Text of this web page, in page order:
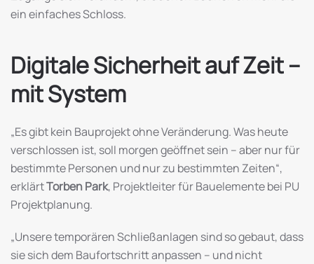
ein einfaches Schloss.
Digitale Sicherheit auf Zeit –
mit System
„Es gibt kein Bauprojekt ohne Veränderung. Was heute
verschlossen ist, soll morgen geöffnet sein – aber nur für
bestimmte Personen und nur zu bestimmten Zeiten“,
erklärtTorben Park, Projektleiter für Bauelemente bei PU
Projektplanung.
„Unsere temporären Schließanlagen sind so gebaut, dass
sie sich dem Baufortschritt anpassen – und nicht